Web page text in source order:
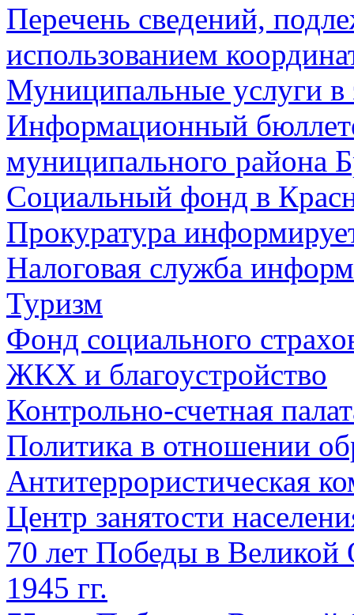
Перечень сведений,
использованием
Муниципальные услуги в
Информационный
муниципального района
Социальный фонд в
Прокуратура
Налоговая служба
Туризм
Фонд социального
ЖКХ и благоустройство
Контрольно-счетная
Политика в отношении
Антитеррористическая
Центр занятости
70 лет Победы в Великой
1945 гг.